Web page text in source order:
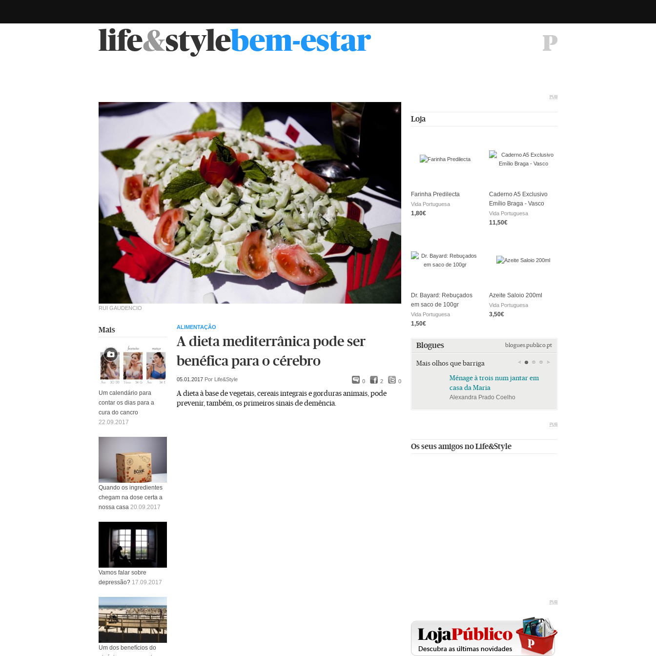
life&stylebem-estar
RUI GAUDENCIO
ALIMENTAÇÃO
A dieta mediterrânica pode ser
benéfica para o cérebro
0 2 0
05.01.2017 Por Life&Style
A dieta à base de vegetais, cereais integrais e gorduras animais, pode
prevenir, também, os primeiros sinais de demência.
Mais
Um calendário para
contar os dias para a
cura do cancro
22.09.2017
Quando os ingredientes
chegam na dose certa a
nossa casa 20.09.2017
Vamos falar sobre
depressão? 17.09.2017
Um dos benefícios do
PUB
Loja
Farinha Predilecta
Vida Portuguesa
1,80€
Caderno A5 Exclusivo
Emílio Braga - Vasco
Vida Portuguesa
11,50€
Dr. Bayard: Rebuçados
em saco de 100gr
Vida Portuguesa
1,50€
Azeite Saloio 200ml
Vida Portuguesa
3,50€
Blogues blogues.publico.pt
Mais olhos que barriga
Ménage à trois num jantar em
casa da Maria
Alexandra Prado Coelho
PUB
Os seus amigos no Life&Style
PUB